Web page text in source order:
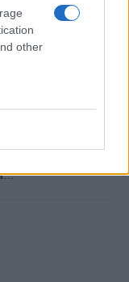
other
novia: